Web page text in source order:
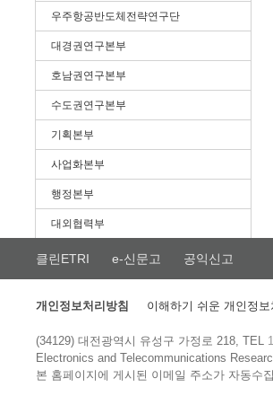
우주항공반도체전략연구단
대경권연구본부
호남권연구본부
수도권연구본부
기획본부
사업화본부
행정본부
대외협력부
클린ETRI e-신문고 공익신고
개인정보처리방침 이해하기 쉬운 개인정보
(34129) 대전광역시 유성구 가정로 218, TEL
Electronics and Telecommunications
본 홈페이지에 게시된 이메일 주소가 자동수